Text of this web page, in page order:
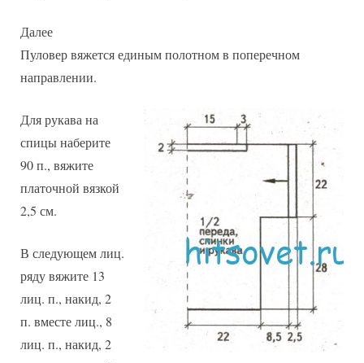
Далее
Пуловер вяжется единым полотном в поперечном
направлении.
Для рукава на
спицы наберите
90 п., вяжите
платочной вязкой
2,5 см.
В следующем лиц.
ряду вяжите 13
лиц. п., накид, 2
п. вместе лиц., 8
лиц. п., накид, 2